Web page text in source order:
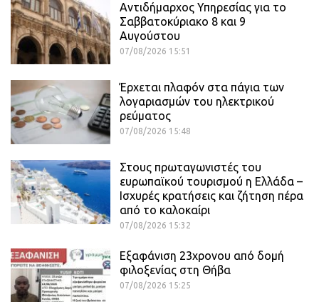
Αντιδήμαρχος Υπηρεσίας για το
Σαββατοκύριακο 8 και 9
Αυγούστου
07/08/2026 15:51
Έρχεται πλαφόν στα πάγια των
λογαριασμών του ηλεκτρικού
ρεύματος
07/08/2026 15:48
Στους πρωταγωνιστές του
ευρωπαϊκού τουρισμού η Ελλάδα –
Ισχυρές κρατήσεις και ζήτηση πέρα
από το καλοκαίρι
07/08/2026 15:32
Εξαφάνιση 23χρονου από δομή
φιλοξενίας στη Θήβα
07/08/2026 15:25